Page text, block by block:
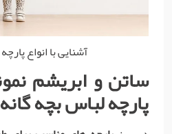
آشنایی با انواع
ساتن و ابریشم
پارچه لباس بچه گانه